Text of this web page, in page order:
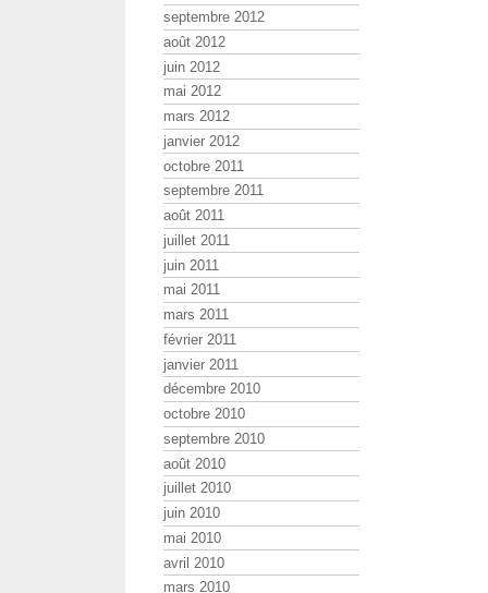
septembre 2012
août 2012
juin 2012
mai 2012
mars 2012
janvier 2012
octobre 2011
septembre 2011
août 2011
juillet 2011
juin 2011
mai 2011
mars 2011
février 2011
janvier 2011
décembre 2010
octobre 2010
septembre 2010
août 2010
juillet 2010
juin 2010
mai 2010
avril 2010
mars 2010